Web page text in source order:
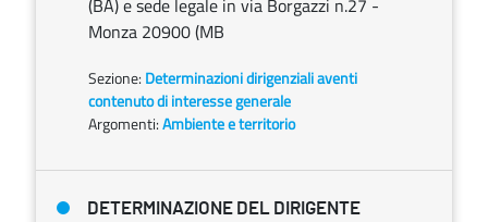
(BA) e sede legale in via Borgazzi n.27 -
Monza 20900 (MB
Sezione: Determinazioni dirigenziali aventi
contenuto di interesse generale
Argomenti:Ambiente e territorio
DETERMINAZIONE DEL DIRIGENTE